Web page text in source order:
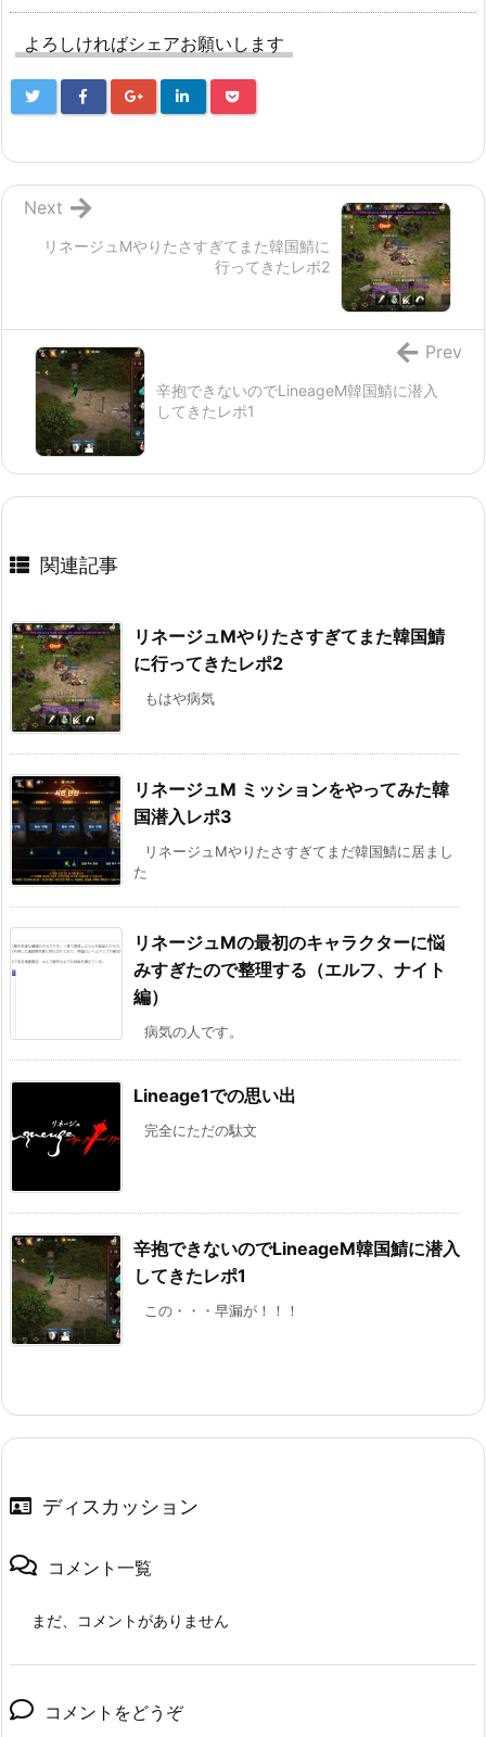
よろしければシェアお願いします
リネージュMやりたさすぎてまた韓国鯖に
行ってきたレポ2
Next
辛抱できないのでLineageM韓国鯖に潜入
してきたレポ1
Prev
関連記事
リネージュMやりたさすぎてまた韓国鯖
に行ってきたレポ2
もはや病気
リネージュM ミッションをやってみた韓
国潜入レポ3
リネージュMやりたさすぎてまだ韓国鯖に居まし
た
リネージュMの最初のキャラクターに悩
みすぎたので整理する（エルフ、ナイト
編）
病気の人です。
Lineage1での思い出
完全にただの駄文
辛抱できないのでLineageM韓国鯖に潜入
してきたレポ1
この・・・早漏が！！！
ディスカッション
コメント一覧
まだ、コメントがありません
コメントをどうぞ